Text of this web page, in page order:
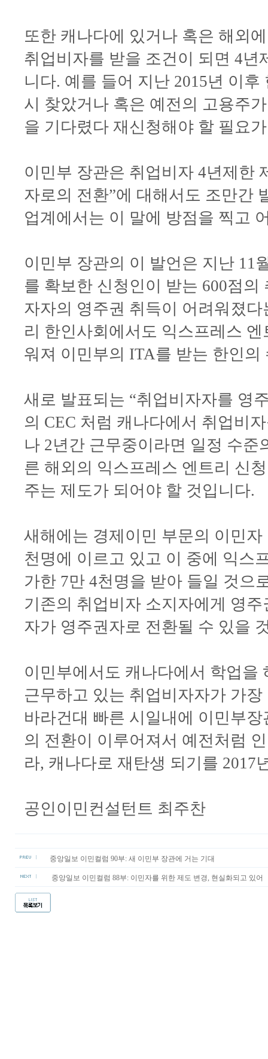
또한 캐나다에 있거나 혹은 해외
취업비자를 받을 조건이 되면 4
니다. 예를 들어 지난 2015년 이
시 찾았거나 혹은 예전의 고용주
을 기다렸다 재신청해야 할 필요
이민부 장관은 취업비자 4년제한
자로의 전환”에 대해서도 조만간
업계에서는 이 말에 방점을 찍고
이민부 장관의 이 발언은 지난 11
를 확보한 신청인이 받는 600점
자자의 영주권 취득이 어려워졌
리 한인사회에서도 익스프레스
워져 이민부의 ITA를 받는 한인
새로 발표되는 “취업비자자를 영
의 CEC 처럼 캐나다에서 취업비
나 2년간 근무중이라면 일정 수
른 해외의 익스프레스 엔트리 신
주는 제도가 되어야 할 것입니
새해에는 경제이민 부문의 이민
천명에 이르고 있고 이 중에 익스
가한 7만 4천명을 받아 들일 것으
기존의 취업비자 소지자에게 영
자가 영주권자로 전환될 수 있을
이민부에서도 캐나다에서 학업을
근무하고 있는 취업비자자가 가
바라건대 빠른 시일내에 이민부
의 전환이 이루어져서 예전처럼
라, 캐나다로 재탄생 되기를
공인이민컨설턴트 최주찬
중앙일보 이민컬럼 90부: 새 이민부 장관에 거는 기대
중앙일보 이민컬럼 88부: 이민자를 위한 제도 변경, 현실화되고 있어